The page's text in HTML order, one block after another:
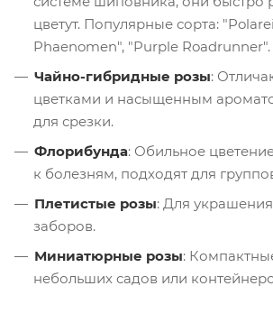
цветут. Популярные сорта:
Phaenomen", "Purple Roadrunner".
Чайно-гибридные розы:
цветками и насыщенным
для срезки.
Флорибунда: Обильное
к болезням, подходят для
Плетистые розы: Для
заборов.
Миниатюрные розы:
небольших садов или